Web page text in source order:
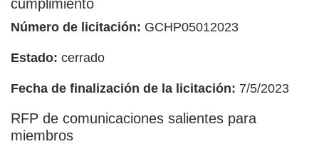
cumplimiento
Número de licitación: GCHP05012023
Estado: cerrado
Fecha de finalización de la licitación: 7/5/2023
RFP de comunicaciones salientes para
miembros